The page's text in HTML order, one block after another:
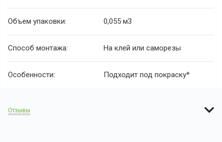
Объем упаковки: 0,055 м3
Способ монтажа: На клей или саморезы
Особенности: Подходит под покраску*
Отзывы